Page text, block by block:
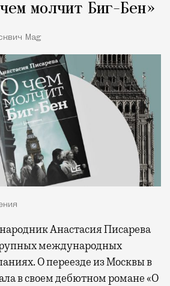
молчит Биг-Бен»
Mag
международных
О переезде из Москвы в
в своем дебютном романе «О